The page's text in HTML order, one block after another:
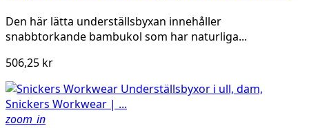
Den här lätta underställsbyxan innehåller
snabbtorkande bambukol som har naturliga...
506,25 kr
zoom_in